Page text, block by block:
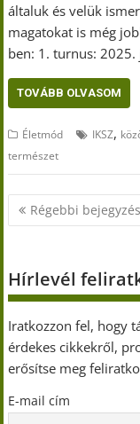
általuk és velük
magatokat is még
ben: 1. turnus:
TOVÁBB OLVASOM
Életmód IKSZ,
természet
Bejegyzés
navigáció
Régebbi
Hírlevél
Iratkozzon fel, hogy
érdekes cikkekről,
erősítse meg
E-mail cím